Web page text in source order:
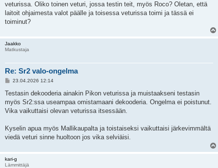
t
i
veturissa. Oliko toinen veturi, jossa testin teit, myös Roco? Oletan, että
laitoit ohjaimesta valot päälle ja toisessa veturissa toimi ja tässä ei
toiminut?
Jaakko
Matkustaja
Re: Sr2 valo-ongelma
V
e
t
i
23.04.2026 12:14
Testasin dekooderia ainakin Pikon veturissa ja muistaakseni testasin
myös Sr2:ssa useampaa omistamaani dekooderia. Ongelma ei poistunut.
Vika vaikuttaisi olevan veturissa itsessään.
Kyselin apua myös Mallikaupalta ja toistaiseksi vaikuttaisi järkevimmältä
viedä veturi sinne huoltoon jos vika selviäisi.
kari-g
Lämmittäjä